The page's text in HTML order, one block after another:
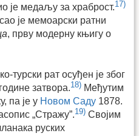
је медаљу за храброст.17)
је мемоарски ратни
, прву модерну књигу о
турски рат осуђен је због
затвора.18) Међутим
па је у Новом Саду 1878.
„Стражу”.19) Својим
руских